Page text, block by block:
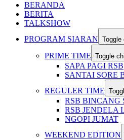
BERANDA
BERITA
TALKSHOW
PROGRAM SIARAN Toggle
PRIME TIME Toggle
SAPA PAGI RSB
SANTAI SORE
REGULER TIME
RSB BINCANG
RSB JENDELA
NGOPI JUMAT
WEEKEND EDITION